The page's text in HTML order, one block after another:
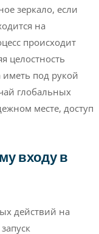
зеркало, если
на
происходит
целостность
иметь под рукой
глобальных
месте, доступ
входу в
действий на